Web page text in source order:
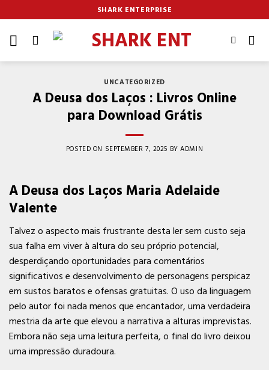
to
content
SHARK ENTERPRISE
UNCATEGORIZED
A Deusa dos Laços : Livros Online
para Download Grátis
POSTED ON SEPTEMBER 7, 2025 BYADMIN
A Deusa dos Laços Maria Adelaide
Valente
Talvez o aspecto mais frustrante desta ler sem custo seja
sua falha em viver à altura do seu próprio potencial,
desperdiçando oportunidades para comentários
significativos e desenvolvimento de personagens perspicaz
em sustos baratos e ofensas gratuitas. O uso da linguagem
pelo autor foi nada menos que encantador, uma verdadeira
mestria da arte que elevou a narrativa a alturas imprevistas.
Embora não seja uma leitura perfeita, o final do livro deixou
uma impressão duradoura.